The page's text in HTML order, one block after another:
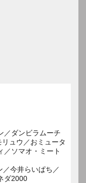
／ダンビラムーチ
ュウ／おミュータ
／ソマオ・ミート
今井らいぱち／
ダ2000